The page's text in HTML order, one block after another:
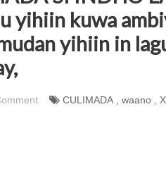
yihiin kuwa
yihiin in
CULIMADA waano